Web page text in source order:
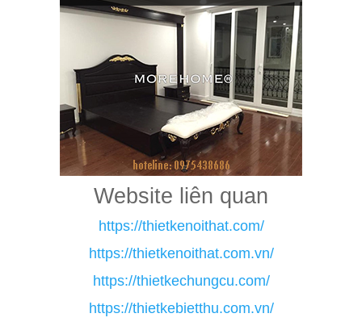
Website liên quan
https://thietkenoithat.com/
https://thietkenoithat.com.vn/
https://thietkechungcu.com/
https://thietkebietthu.com.vn/